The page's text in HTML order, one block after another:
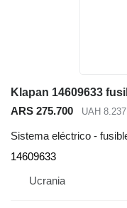
ARS 275.700 UAH 8.237
Sistema eléctrico -
14609633
Ucrania